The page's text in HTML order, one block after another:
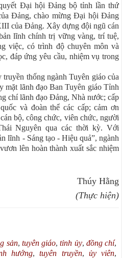
Đại hội Đảng bộ tỉnh lần thứ
Đảng, chào mừng Đại hội Đảng
của Đảng. Xây dựng đội ngũ cán
lĩnh chính trị vững vàng, trí tuệ,
việc, có trình độ chuyên môn và
đáp ứng yêu cầu, nhiệm vụ trong
thống ngành Tuyên giáo của
mặt lãnh đạo Ban Tuyên giáo Tỉnh
chí lãnh đạo Đảng, Nhà nước; cấp
và đoàn thể các cấp; cảm ơn
bộ, công chức, viên chức, người
Nguyên qua các thời kỳ. Với
lĩnh - Sáng tạo - Hiệu quả”, ngành
lên hoàn thành xuất sắc nhiệm
Thúy Hằng
(Thực hiện)
sản, tuyên giáo,tỉnh ủy, đồng chí,
hướng,tuyên truyền, ủy viên,